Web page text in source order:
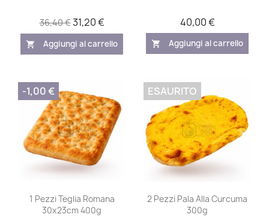
36,40 €31,20 €
shopping_cart Aggiungi al carrello
40,00 €
shopping_cart Aggiungi al carrello
1 Pezzi Teglia Romana
30x23cm 400g
-1,00 €
2 Pezzi Pala Alla Curcuma
300g
ESAURITO